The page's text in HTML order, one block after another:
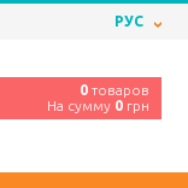
РУС
0 товаров
На сумму 0 грн